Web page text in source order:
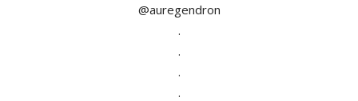
@auregendron
.
.
.
.